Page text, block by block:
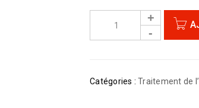
Catégories : Traitement de